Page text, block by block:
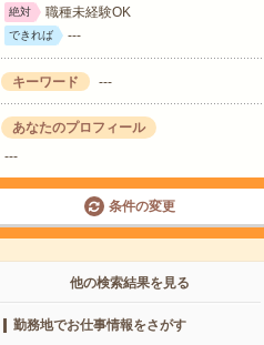
絶対 職種未経験OK
できれば ---
キーワード ---
あなたのプロフィール
---
条件の変更
他の検索結果を見る
勤務地でお仕事情報をさがす